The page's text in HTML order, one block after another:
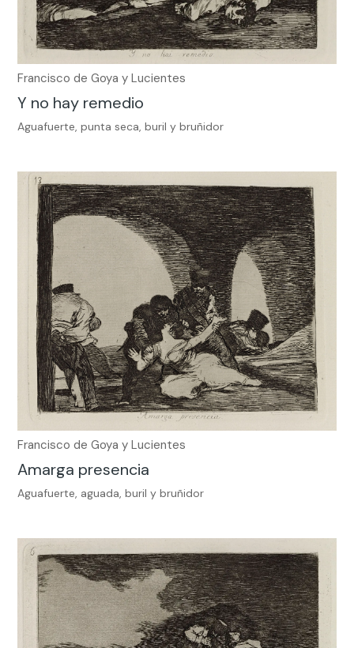
Francisco de Goya y Lucientes
Y no hay remedio
Aguafuerte, punta seca, buril y bruñidor
Francisco de Goya y Lucientes
Amarga presencia
Aguafuerte, aguada, buril y bruñidor